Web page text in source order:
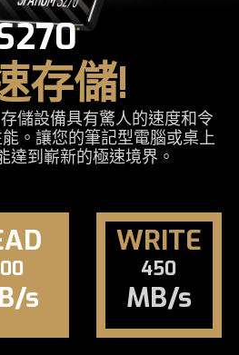
存儲!
儲設備具有驚人的速度和令
。讓您的筆記型電腦或桌上
達到嶄新的極速境界。
s
WRITE
450
MB/s